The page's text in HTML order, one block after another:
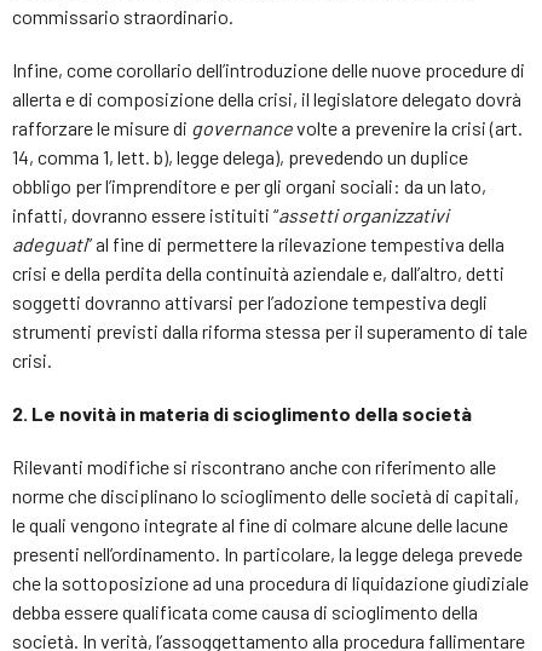
commissario straordinario.
Infine, come corollario dell’introduzione delle nuove procedure di
allerta e di composizione della crisi, il legislatore delegato dovrà
rafforzare le misure di governancevolte a prevenire la crisi (art.
14, comma 1, lett. b), legge delega), prevedendo un duplice
obbligo per l’imprenditore e per gli organi sociali: da un lato,
infatti, dovranno essere istituiti “assetti organizzativi
adeguati” al fine di permettere la rilevazione tempestiva della
crisi e della perdita della continuità aziendale e, dall’altro, detti
soggetti dovranno attivarsi per l’adozione tempestiva degli
strumenti previsti dalla riforma stessa per il superamento di tale
crisi.
2. Le novità in materia di scioglimento della società
Rilevanti modifiche si riscontrano anche con riferimento alle
norme che disciplinano lo scioglimento delle società di capitali,
le quali vengono integrate al fine di colmare alcune delle lacune
presenti nell’ordinamento. In particolare, la legge delega prevede
che la sottoposizione ad una procedura di liquidazione giudiziale
debba essere qualificata come causa di scioglimento della
società. In verità, l’assoggettamento alla procedura fallimentare